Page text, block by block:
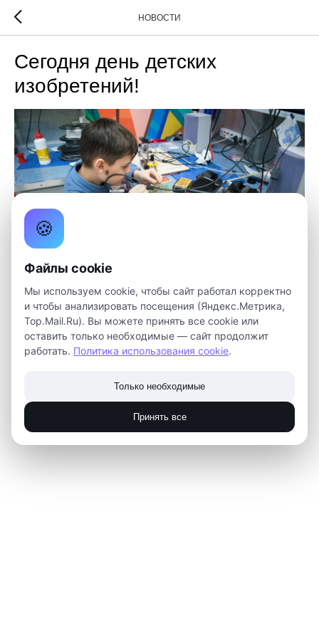
НОВОСТИ
Сегодня день детских
изобретений!
Сегодня у нас у всех небольшой праздник,
поздравляем всех причастных и желаем гениальных
идей, надежных партнеров в команде и
2020-01-17 06:37
🍪
Файлы cookie
Мы используем cookie, чтобы сайт работал корректно
и чтобы анализировать посещения (Яндекс.Метрика,
Top.Mail.Ru). Вы можете принять все cookie или
оставить только необходимые — сайт продолжит
работать. Политика использования cookie.
Только необходимые
Принять все